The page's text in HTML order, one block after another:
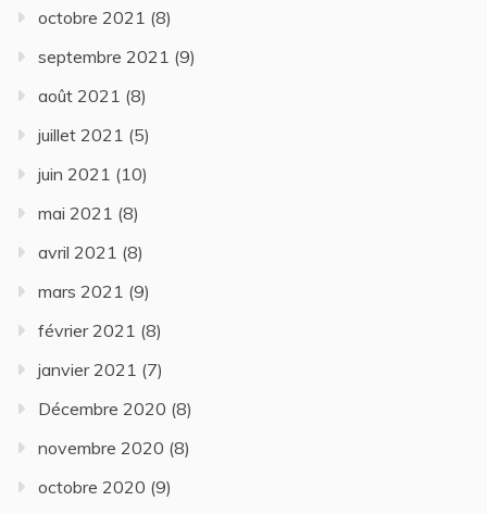
octobre 2021 (8)
septembre 2021 (9)
août 2021 (8)
juillet 2021 (5)
juin 2021 (10)
mai 2021 (8)
avril 2021 (8)
mars 2021 (9)
février 2021 (8)
janvier 2021 (7)
Décembre 2020 (8)
novembre 2020 (8)
octobre 2020 (9)